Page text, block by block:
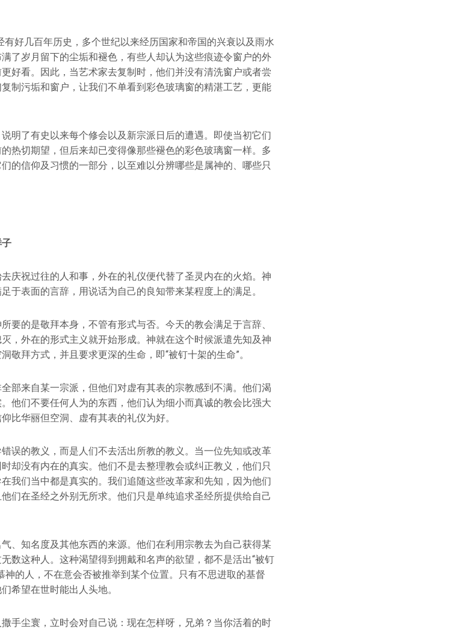
有好几百年历史，多个世纪以来经历国家和帝国的兴衰以及雨水
了岁月留下的尘垢和褪色，有些人却认为这些痕迹令窗户的外
好看。因此，当艺术家去复制时，他们并没有清洗窗户或者尝
制污垢和窗户，让我们不单看到彩色玻璃窗的精湛工艺，更能
明了有史以来每个修会以及新宗派日后的遭遇。即使当初它们
热切期望，但后来却已变得像那些褪色的彩色玻璃窗一样。多
的信仰及习惯的一部分，以至难以分辨哪些是属神的、哪些只
庆祝过往的人和事，外在的礼仪便代替了圣灵内在的火焰。神
于表面的言辞，用说话为自己的良知带来某程度上的满足。
要的是敬拜本身，不管有形式与否。今天的教会满足于言辞、
，外在的形式主义就开始形成。神就在这个时候派遣先知及神
敬拜方式，并且要求更深的生命，即“被钉十架的生命”。
部来自某一宗派，但他们对虚有其表的宗教感到不满。他们渴
他们不要任何人为的东西，他们认为细小而真诚的教会比强大
比华丽但空洞、虚有其表的礼仪为好。
误的教义，而是人们不去活出所教的教义。当一位先知或改革
却没有内在的真实。他们不是去整理教会或纠正教义，他们只
我们当中都是真实的。我们追随这些改革家和先知，因为他们
们在圣经之外别无所求。他们只是单纯追求圣经所提供给自己
、知名度及其他东西的来源。他们在利用宗教去为自己获得某
数这种人。这种渴望得到拥戴和名声的欲望，都不是活出“被钉
神的人，不在意会否被推举到某个位置。只有不思进取的基督
希望在世时能出人头地。
手尘寰，立时会对自己说：现在怎样呀，兄弟？当你活着的时